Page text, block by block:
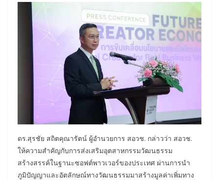
ดร.สุรชัย สถิตคุณารัตน์ ผู้อำนวยการ สอวช. กล่าวว่า สอวช.
ให้ความสำคัญกับการส่งเสริมอุตสาหกรรมวัฒนธรรม
สร้างสรรค์ในฐานะซอฟต์พาวเวอร์ของประเทศ ผ่านการนำ
ภูมิปัญญาและอัตลักษณ์ทางวัฒนธรรมมาสร้างมูลค่าเพิ่มทาง